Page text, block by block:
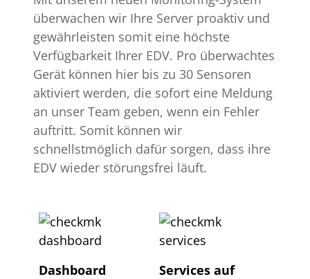
überwachen wir Ihre Server proaktiv und
gewährleisten somit eine höchste
Verfügbarkeit Ihrer EDV. Pro überwachtes
Gerät können hier bis zu 30 Sensoren
aktiviert werden, die sofort eine Meldung
an unser Team geben, wenn ein Fehler
auftritt. Somit können wir
schnellstmöglich dafür sorgen, dass ihre
EDV wieder störungsfrei läuft.
Dashboard
Services auf